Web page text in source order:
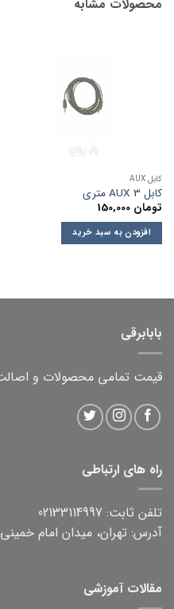
محصولات مشابه
کابل AUX
کابل AUX 3 متری
تومان
افزودن به سبد خرید
بابابرقی
قیمت تمامی محصولات و
راه های ارتباطی
تلفن ثابت: 02133114997
آدرس: تهران، میدان امام
مقالات آموزشی